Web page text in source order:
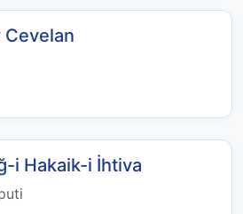
i Hakaik-i İhtiva